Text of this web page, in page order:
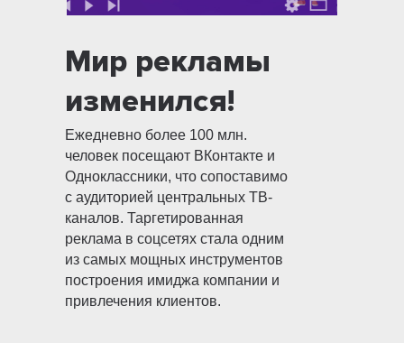
Ежедневно более 100 млн.
человек посещают ВКонтакте и
Одноклассники, что сопоставимо
с аудиторией центральных ТВ-
каналов. Таргетированная
реклама в соцсетях стала одним
из самых мощных инструментов
построения имиджа компании и
привлечения клиентов.
Мир рекламы
изменился!